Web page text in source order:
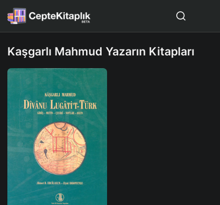
Kaşgarlı Mahmud Yazarın Kitapları